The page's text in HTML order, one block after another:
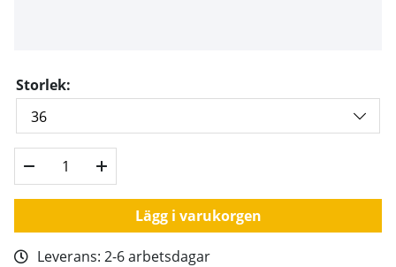
Storlek:
Lägg i varukorgen
Leverans: 2-6 arbetsdagar